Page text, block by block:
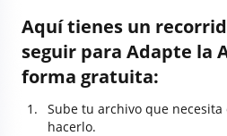
Aquí tienes un
seguir para Adapte la
forma gratuita:
Sube tu archivo que
hacerlo.